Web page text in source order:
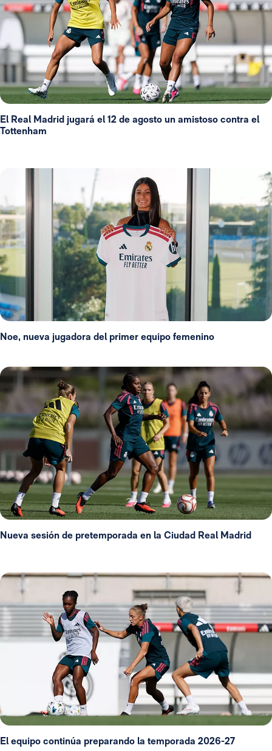
El Real Madrid jugará el 12 de agosto un amistoso contra el
Tottenham
Noe, nueva jugadora del primer equipo femenino
Nueva sesión de pretemporada en la Ciudad Real Madrid
El equipo continúa preparando la temporada 2026-27